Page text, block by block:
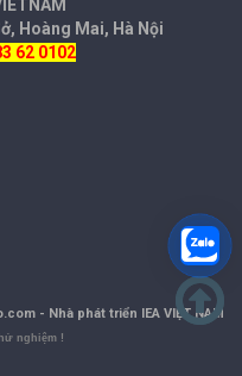
Hoàng Mai, Hà Nội
62 0102
- Nhà phát triển IEA VIỆT NAM
nghiệm !